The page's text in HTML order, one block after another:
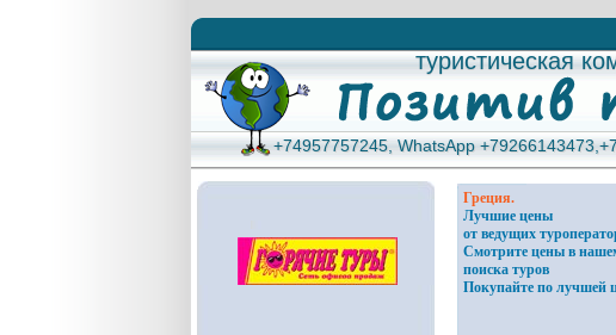
туристическая
туристическая
+74957757245, WhatsApp
+74957757245, WhatsApp
Греция.
Лучшие цены
от ведущих
Смотрите цены в
поиска туров
Покупайте по лучшей